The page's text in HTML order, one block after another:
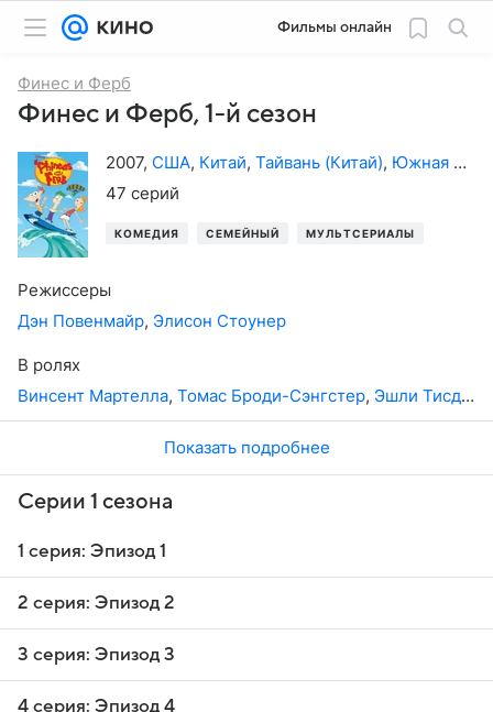
Фильмы онлайн
Финес и Ферб
Финес и Ферб, 1-й сезон
2007, США, Китай, Тайвань (Китай), Южная Корея
47 серий
КОМЕДИЯ СЕМЕЙНЫЙ МУЛЬТСЕРИАЛЫ
Режиссеры
Дэн Повенмайр, Элисон Стоунер
В ролях
Винсент Мартелла, Томас Броди-Сэнгстер, Эшли Тисдейл
Показать подробнее
Серии 1 сезона
1 серия: Эпизод 1
2 серия: Эпизод 2
3 серия: Эпизод 3
4 серия: Эпизод 4